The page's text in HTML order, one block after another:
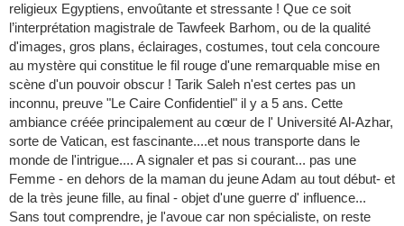
religieux Egyptiens, envoûtante et stressante ! Que ce soit
l’interprétation magistrale de Tawfeek Barhom, ou de la qualité
d'images, gros plans, éclairages, costumes, tout cela concoure
au mystère qui constitue le fil rouge d'une remarquable mise en
scène d'un pouvoir obscur ! Tarik Saleh n'est certes pas un
inconnu, preuve "Le Caire Confidentiel" il y a 5 ans. Cette
ambiance créée principalement au cœur de l' Université Al-Azhar,
sorte de Vatican, est fascinante....et nous transporte dans le
monde de l'intrigue.... A signaler et pas si courant... pas une
Femme - en dehors de la maman du jeune Adam au tout début- et
de la très jeune fille, au final - objet d'une guerre d' influence...
Sans tout comprendre, je l'avoue car non spécialiste, on reste